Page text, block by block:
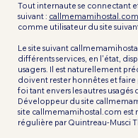
Tout internaute se connectant
suivant : callmemamihostal.com
comme utilisateur du site
Le site suivant
différents services, en l'état,
usagers. Il est naturellement
doivent rester honnêtes et
foi tant envers les autres usagés
Développeur du site
site callmemamihostal.com est
régulière par Quintreau-Musci